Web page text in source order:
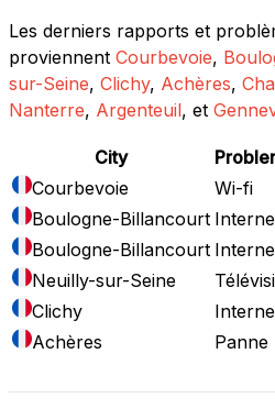
Les derniers rapports et
proviennent Courbevoie,
sur-Seine, Clichy, Achères,
Nanterre, Argenteuil, et
City
Courbevoie
Wi-fi
Boulogne-Billancourt
Boulogne-Billancourt
Neuilly-sur-Seine
Clichy
Achères
Panne